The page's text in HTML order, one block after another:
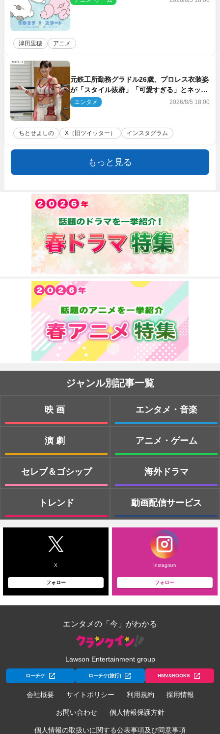
津田里穂 アニメ
元鉄工所勤務グラドル26歳、プロレス衣装姿
が「スタイル抜群」「可愛すぎる」とネット
衝撃
エンタメ 2026/8/5 18:00
ちとせよしの X（旧ツイッター） インスタグラム
もっと見る
ジャンル別記事一覧
映画
演劇
セレブ＆ゴシップ
トレンド
エンタメ・音楽
アニメ・ゲーム
海外ドラマ
動画配信サービス
X
フォロー
Instagram
フォロー
エンタメの「今」がわかる
Lawson Entertainment group
ローチケ ローチケ[旅行] HMV&BOOKS
会社概要 サイトポリシー 利用規約 採用情報
お問い合わせ 個人情報保護方針
個人情報の取扱いに関する公表事項及び同意事項